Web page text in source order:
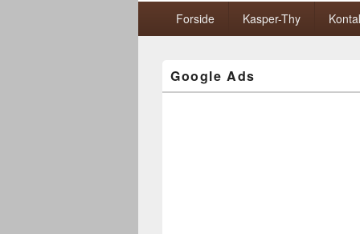
Primær menu
Hop til primær indhold
Hop til sekundær indhold
Forside Kasper-Thy
Google Ads